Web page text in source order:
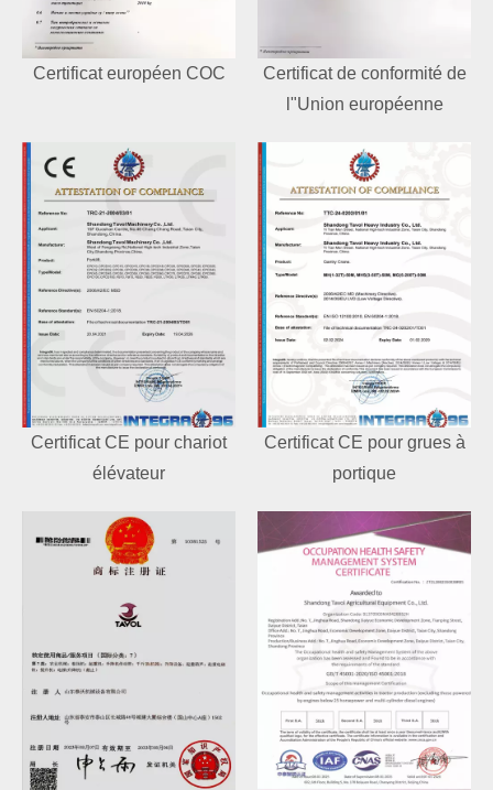
Certificat européen COC
Certificat de conformité de
l"Union européenne
Certificat CE pour chariot
élévateur
Certificat CE pour grues à
portique